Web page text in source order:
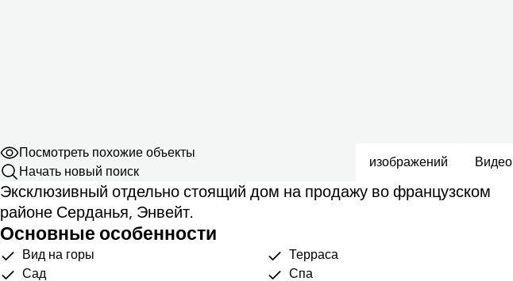
изображений Видео
Посмотреть похожие объекты
Начать новый поиск
Эксклюзивный отдельно стоящий дом на продажу во французском
районе Серданья, Энвейт.
Основные особенности
Вид на горы
Терраса
Сад
Спа